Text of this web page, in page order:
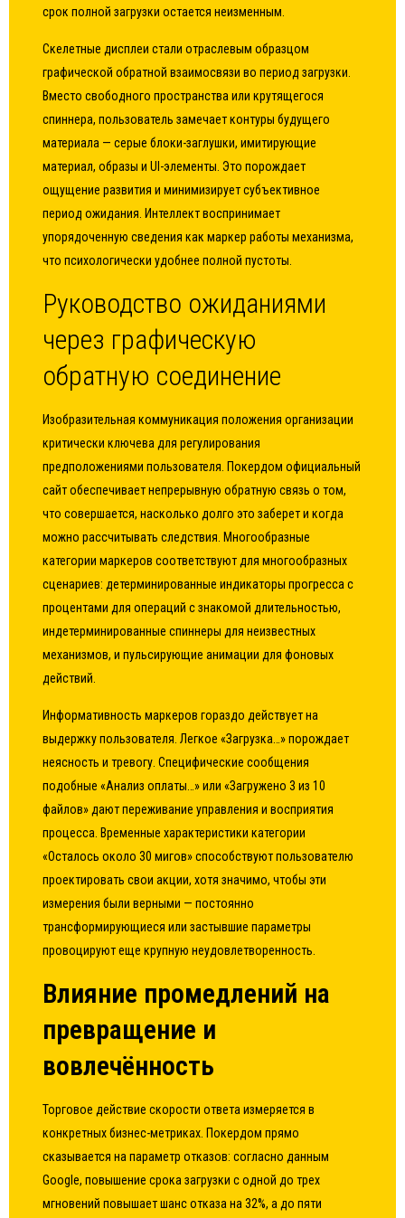
срок полной загрузки остается неизменным.
Скелетные дисплеи стали отраслевым образцом
графической обратной взаимосвязи во период загрузки.
Вместо свободного пространства или крутящегося
спиннера, пользователь замечает контуры будущего
материала — серые блоки-заглушки, имитирующие
материал, образы и UI-элементы. Это порождает
ощущение развития и минимизирует субъективное
период ожидания. Интеллект воспринимает
упорядоченную сведения как маркер работы механизма,
что психологически удобнее полной пустоты.
Руководство ожиданиями
через графическую
обратную соединение
Изобразительная коммуникация положения организации
критически ключева для регулирования
предположениями пользователя. Покердом официальный
сайт обеспечивает непрерывную обратную связь о том,
что совершается, насколько долго это заберет и когда
можно рассчитывать следствия. Многообразные
категории маркеров соответствуют для многообразных
сценариев: детерминированные индикаторы прогресса с
процентами для операций с знакомой длительностью,
индетерминированные спиннеры для неизвестных
механизмов, и пульсирующие анимации для фоновых
действий.
Информативность маркеров гораздо действует на
выдержку пользователя. Легкое «Загрузка…» порождает
неясность и тревогу. Специфические сообщения
подобные «Анализ оплаты…» или «Загружено 3 из 10
файлов» дают переживание управления и восприятия
процесса. Временные характеристики категории
«Осталось около 30 мигов» способствуют пользователю
проектировать свои акции, хотя значимо, чтобы эти
измерения были верными — постоянно
трансформирующиеся или застывшие параметры
провоцируют еще крупную неудовлетворенность.
Влияние промедлений на
превращение и
вовлечённость
Торговое действие скорости ответа измеряется в
конкретных бизнес-метриках. Покердом прямо
сказывается на параметр отказов: согласно данным
Google, повышение срока загрузки с одной до трех
мгновений повышает шанс отказа на 32%, а до пяти